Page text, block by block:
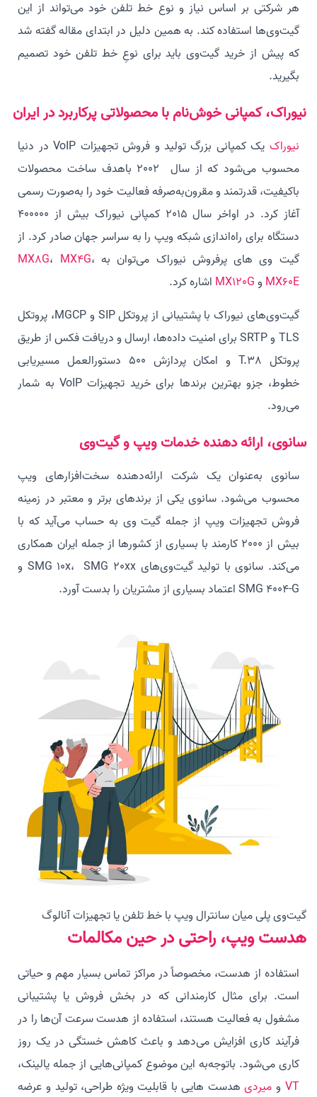
هر شرکتی بر اساس نیاز و نوع خط تلفن خود می‌تواند از این
گیت‌وی‌ها استفاده کند. به همین دلیل در ابتدای مقاله گفته شد
که پیش از خرید گیت‌وی باید برای نوعِ خط تلفن خود تصمیم
بگیرید.
نیوراک، کمپانی خوش‌نام با محصولاتی پرکاربرد در ایران
نیوراک
یک کمپانی بزرگ تولید و فروش تجهیزات VoIP در دنیا
محسوب می‌شود که از سال 2002 باهدف ساخت محصولات
باکیفیت، قدرتمند و مقرون‌به‌صرفه فعالیت خود را به‌صورت رسمی
آغاز کرد. در اواخر سال 2015 کمپانی نیوراک بیش از 400000
دستگاه برای راه‌اندازی شبکه ویپ را به سراسر جهان صادر کرد. از
گیت وی های پرفروش نیوراک می‌توان به
MX8G، MX4G،
MX60E و MX120G اشاره کرد.
گیت‌‌وی‌های نیوراک با پشتیبانی از پروتکل SIP و MGCP، پروتکل
TLS و SRTP برای امنیت داده‌ها، ارسال و دریافت فکس از طریق
پروتکل T.38 و امکان پردازش 500 دستورالعمل مسیریابی
خطوط، جزو بهترین برندها برای خرید تجهیزات VoIP به شمار
می‌رود.
سانوی، ارائه دهنده خدمات ویپ و گیت‌وی
سانوی به‌عنوان یک شرکت ارائه‌دهنده سخت‌افزارهای ویپ
محسوب می‌شود. سانوی یکی از برندهای برتر و معتبر در زمینه
فروش تجهیزات ویپ از جمله گیت وی به حساب می‌آید که با
بیش از 2000 کارمند با بسیاری از کشورها از جمله ایران همکاری
می‌کند. سانوی با تولید گیت‌وی‌های SMG 10x، SMG 20xx و
SMG 4004-G اعتماد بسیاری از مشتریان را بدست آورد.
گیت‌وی پلی میان سانترال ویپ با خط تلفن یا تجهیزات آنالوگ
هدست ویپ، راحتی در حین مکالمات
استفاده از هدست، مخصوصاً در مراکز تماس بسیار مهم و حیاتی
است. برای مثال کارمندانی که در بخش فروش یا پشتیبانی
مشغول به فعالیت هستند، استفاده از هدست سرعت آن‌ها را در
فرآیند کاری افزایش می‌دهد و باعث کاهش خستگی در یک روز
کاری می‌شود. باتوجه‌به این موضوع کمپانی‌هایی از جمله یالینک،
VT و میردیهدست هایی با قابلیت ویژه طراحی، تولید و عرضه